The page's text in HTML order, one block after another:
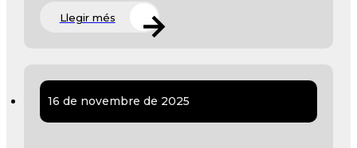
Llegir més
16 de novembre de 2025